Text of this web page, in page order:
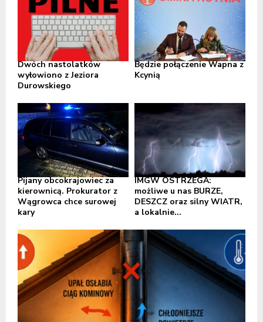
Dwóch nastolatków
wyłowiono z Jeziora
Durowskiego
Będzie połączenie Wapna z
Kcynią
Pijany obcokrajowiec za
kierownicą. Prokurator z
Wągrowca chce surowej
kary
IMGW OSTRZEGA:
możliwe u nas BURZE,
DESZCZ oraz silny WIATR,
a lokalnie...